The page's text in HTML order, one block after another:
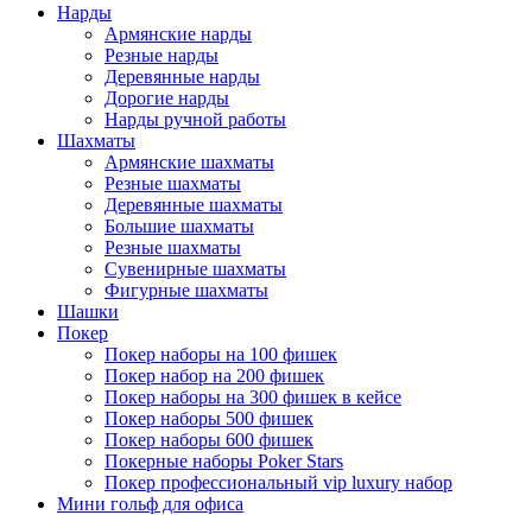
Нарды
Армянские нарды
Резные нарды
Деревянные нарды
Дорогие нарды
Нарды ручной работы
Шахматы
Армянские шахматы
Резные шахматы
Деревянные шахматы
Большие шахматы
Резные шахматы
Сувенирные шахматы
Фигурные шахматы
Шашки
Покер
Покер наборы на 100 фишек
Покер набор на 200 фишек
Покер наборы на 300 фишек в кейсе
Покер наборы 500 фишек
Покер наборы 600 фишек
Покерные наборы Poker Stars
Покер профессиональный vip luxury набор
Мини гольф для офиса